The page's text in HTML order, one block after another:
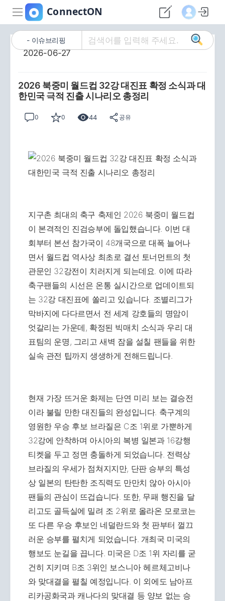
이슈브리핑
2026-06-27
2026 북중미 월드컵 32강 대진표 확정 소식과 대
한민국 극적 진출 시나리오 총정리
0 0 44 공유
지구촌 최대의 축구 축제인 2026 북중미 월드컵
이 본격적인 진검승부에 돌입했습니다. 이번 대
회부터 본선 참가국이 48개국으로 대폭 늘어나
면서 월드컵 역사상 최초로 결선 토너먼트의 첫
관문인 32강전이 치러지게 되는데요. 이에 따라
축구팬들의 시선은 온통 실시간으로 업데이트되
는 32강 대진표에 쏠리고 있습니다. 조별리그가
막바지에 다다르면서 전 세계 강호들의 명암이
엇갈리는 가운데, 확정된 빅매치 소식과 우리 대
표팀의 운명, 그리고 새벽 잠을 설칠 팬들을 위한
실속 관전 팁까지 생생하게 전해드립니다.
현재 가장 뜨거운 화제는 단연 미리 보는 결승전
이라 불릴 만한 대진들의 완성입니다. 축구계의
영원한 우승 후보 브라질은 C조 1위로 가뿐하게
32강에 안착하며 아시아의 복병 일본과 16강행
티켓을 두고 정면 충돌하게 되었습니다. 전력상
브라질의 우세가 점쳐지지만, 단판 승부의 특성
상 일본의 탄탄한 조직력도 만만치 않아 아시아
팬들의 관심이 뜨겁습니다. 또한, 무패 행진을 달
리고도 골득실에 밀려 조 2위로 올라온 모로코는
또 다른 우승 후보인 네덜란드와 첫 판부터 껄끄
러운 승부를 펼치게 되었습니다. 개최국 미국의
행보도 눈길을 끕니다. 미국은 D조 1위 자리를 굳
건히 지키며 B조 3위인 보스니아 헤르체고비나
와 맞대결을 펼칠 예정입니다. 이 외에도 남아프
리카공화국과 캐나다의 맞대결 등 양보 없는 승